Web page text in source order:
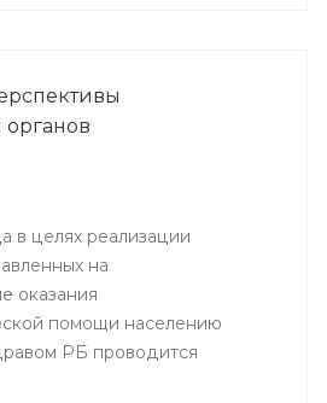
органов
в целях реализации
на
оказания
помощи населению
РБ проводится